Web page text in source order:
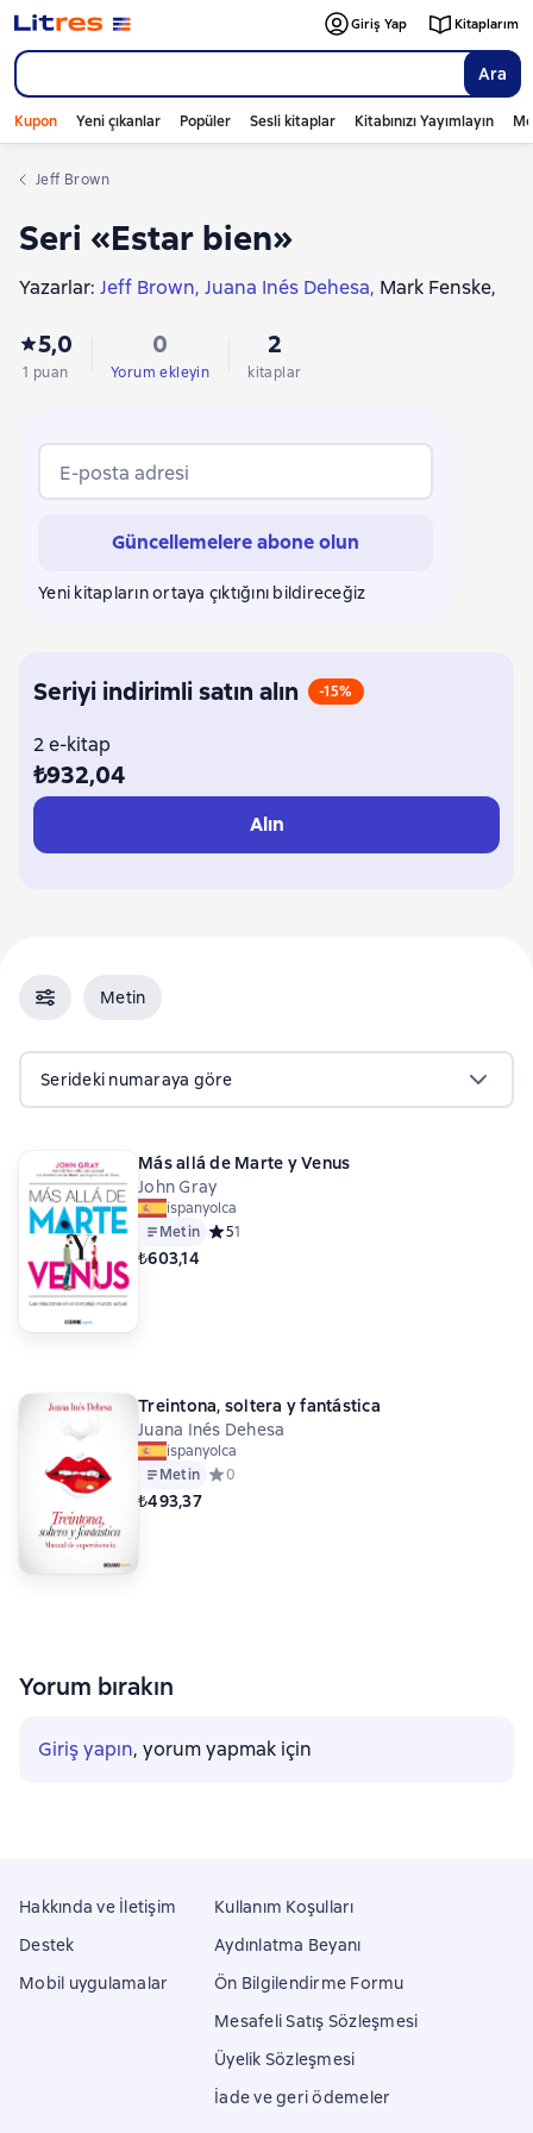
Ara
Giriş Yap Kitaplarım
Kupon Yeni çıkanlar Popüler Sesli kitaplar Kitabınızı Yayımlayın
Jeff Brown
Seri «Estar bien»
Yazarlar: Jeff Brown Juana Inés Dehesa Mark Fenske
5,0
1 puan
0
Yorum ekleyin
2
kitaplar
E-posta adresi
Güncellemelere abone olun
Yeni kitapların ortaya çıktığını bildireceğiz
Seriyi indirimli satın alın -15%
2 e-kitap
₺932,04
Alın
Metin
Serideki numaraya göre
Más allá de Marte y Venus
John Gray
ispanyolca
Metin Средний рейтинг 5 на основе 1 оценок
51
₺603,14
Treintona, soltera y fantástica
Juana Inés Dehesa
ispanyolca
Metin Средний рейтинг 0 на основе 0 оценок
0
₺493,37
Yorum bırakın
Giriş yapın, yorum yapmak için
Hakkında ve İletişim
Destek
Mobil uygulamalar
Kullanım Koşulları
Aydınlatma Beyanı
Ön Bilgilendirme Formu
Mesafeli Satış Sözleşmesi
Üyelik Sözleşmesi
İade ve geri ödemeler